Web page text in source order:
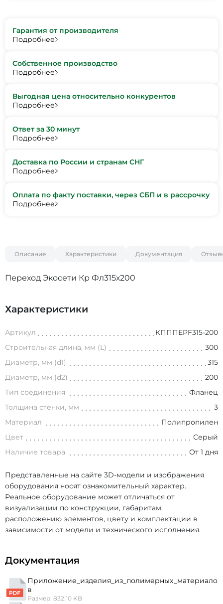
Гарантия от производителя
Подробнее
Собственное производство
Подробнее
Выгодная цена относительно конкурентов
Подробнее
Ответ за 30 минут
Подробнее
Доставка по России и странам СНГ
Подробнее
Оплата по факту поставки, через СБП и в рассрочку
Подробнее
Описание Характеристики Документация
Переход Экосети Кр Фл315х200
Характеристики
Артикул
КПППEPF315-200
Строительная длина, мм (L)
300
Диаметр, мм (d1)
315
Диаметр, мм (d2)
200
Тип соединения
Фланец
Толщина стенки, мм
3
Материал
Полипропилен
Цвет
Серый
Наличие товара
От 1 дня
Представленные на сайте 3D-модели и изображения
оборудования носят ознакомительный характер.
Реальное оборудование может отличаться от
визуализации по конструкции, габаритам,
расположению элементов, цвету и комплектации в
зависимости от модели и технического исполнения.
Документация
Приложение_изделия_из_полимерных_материало
в
Размер: 832.10 KB